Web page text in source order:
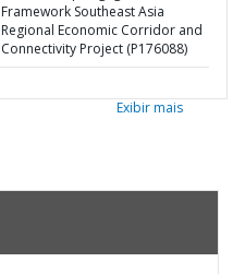
Framework Southeast Asia
Regional Economic Corridor and
Connectivity Project (P176088)
Exibir mais